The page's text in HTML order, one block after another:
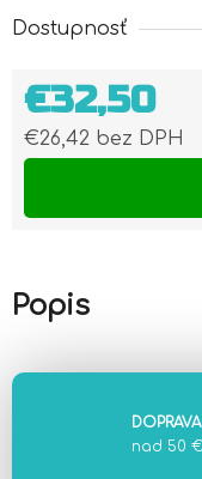
Dostupnosť
€32,50
€26,42 bez DPH
Popis
nad 50 €